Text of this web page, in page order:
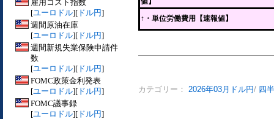
雇用コスト指数
[ユーロドル][ ドル円]
週間原油在庫
[ユーロドル][ ドル円]
週間新規失業保険申請件
数
[ユーロドル][ ドル円]
FOMC政策金利発表
[ユーロドル][ ドル円]
FOMC議事録
[ユーロドル][ ドル円]
↑・単位労働費用【速報値】
カテゴリー： 2026年03月ドル円/ 四